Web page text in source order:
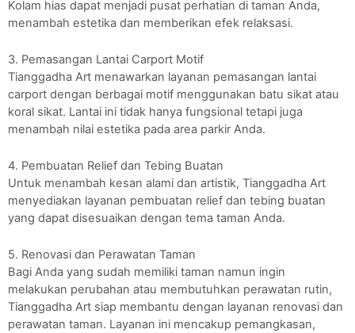
Kolam hias dapat menjadi pusat perhatian di taman Anda,
menambah estetika dan memberikan efek relaksasi.
3. Pemasangan Lantai Carport Motif
Tianggadha Art menawarkan layanan pemasangan lantai
carport dengan berbagai motif menggunakan batu sikat atau
koral sikat. Lantai ini tidak hanya fungsional tetapi juga
menambah nilai estetika pada area parkir Anda.
4. Pembuatan Relief dan Tebing Buatan
Untuk menambah kesan alami dan artistik, Tianggadha Art
menyediakan layanan pembuatan relief dan tebing buatan
yang dapat disesuaikan dengan tema taman Anda.
5. Renovasi dan Perawatan Taman
Bagi Anda yang sudah memiliki taman namun ingin
melakukan perubahan atau membutuhkan perawatan rutin,
Tianggadha Art siap membantu dengan layanan renovasi dan
perawatan taman. Layanan ini mencakup pemangkasan,